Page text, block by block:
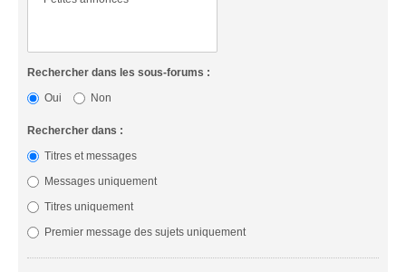
Rechercher dans les sous-forums :
Oui
Non
Rechercher dans :
Titres et messages
Messages uniquement
Titres uniquement
Premier message des sujets uniquement